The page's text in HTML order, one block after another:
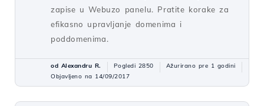
zapise u Webuzo panelu. Pratite korake za
efikasno upravljanje domenima i
poddomenima.
od Alexandru R. Pogledi 2850
Ažurirano pre 1 godini
Objavljeno na 14/09/2017